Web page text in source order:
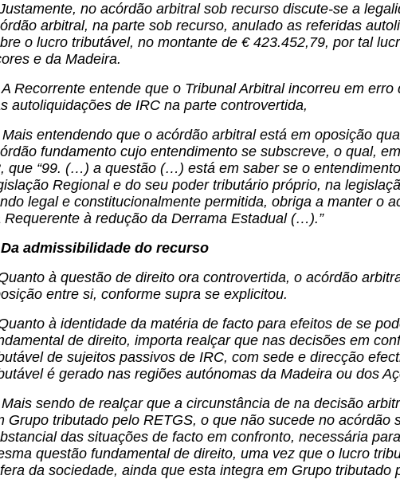
no acórdão arbitral sob recurso discute-se a
arbitral, na parte sob recurso, anulado as referidas
o lucro tributável, no montante de € 423.452,79, por tal
e da Madeira.
A Recorrente entende que o Tribunal Arbitral incorreu em
autoliquidações de IRC na parte controvertida,
Mais entendendo que o acórdão arbitral está em oposição
fundamento cujo entendimento se subscreve, o qual,
que “99. (…) a questão (…) está em saber se o
Regional e do seu poder tributário próprio, na
legal e constitucionalmente permitida, obriga a manter o
Requerente à redução da Derrama Estadual (…).”
admissibilidade do recurso
à questão de direito ora controvertida, o acórdão
entre si, conforme supra se explicitou.
à identidade da matéria de facto para efeitos de se
de direito, importa realçar que nas decisões em
de sujeitos passivos de IRC, com sede e direcção
é gerado nas regiões autónomas da Madeira ou dos
Mais sendo de realçar que a circunstância de na decisão
Grupo tributado pelo RETGS, o que não sucede no
das situações de facto em confronto, necessária
questão fundamental de direito, uma vez que o lucro
da sociedade, ainda que esta integra em Grupo tributado